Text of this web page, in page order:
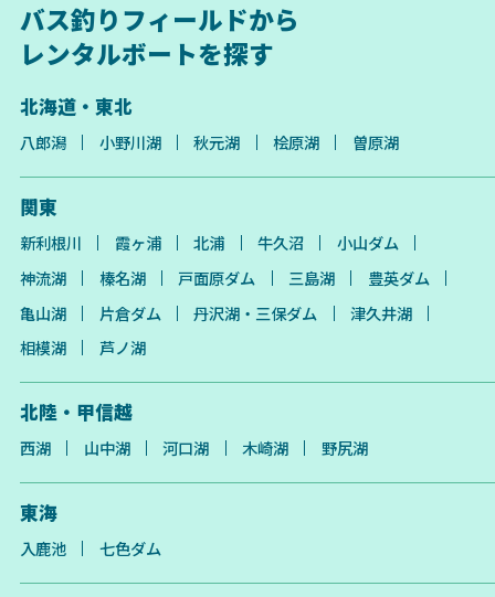
バス釣りフィールドから
レンタルボートを探す
北海道・東北
八郎潟 小野川湖 秋元湖 桧原湖 曽原湖
関東
新利根川 霞ヶ浦 北浦 牛久沼
小山ダム
神流湖
榛名湖 戸面原ダム 三島湖
豊英ダム
亀山湖
片倉ダム 丹沢湖・三保ダム
津久井湖
相模湖
芦ノ湖
北陸・甲信越
西湖 山中湖 河口湖 木崎湖 野尻湖
東海
入鹿池 七色ダム